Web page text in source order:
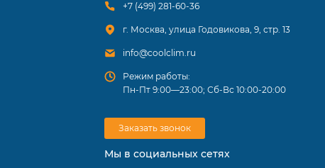
+7 (499) 281-60-36
г. Москва, улица Годовикова, 9, стр. 13
info@coolclim.ru
Режим работы:
Пн-Пт 9:00—23:00; Сб-Вс 10:00-20:00
Заказать звонок
Мы в социальных сетях